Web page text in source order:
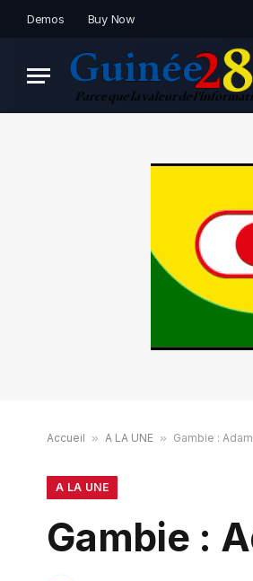
Demos Buy Now
Accueil » A LA UNE » Gambie :
A LA UNE
Gambie :